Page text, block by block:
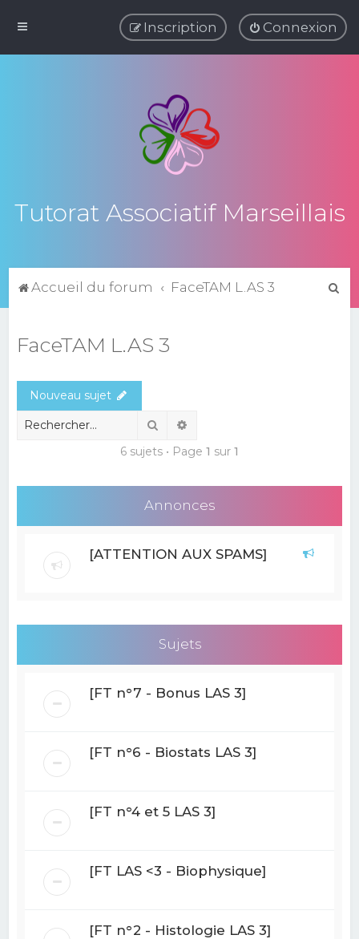
Connexion
Inscription
Tutorat Associatif Marseillais
Accueil du forum FaceTAM L.AS 3
r
FaceTAM L.AS 3
Nouveau sujet
Rechercher
6 sujets • Page 1 sur 1
Annonces
[ATTENTION AUX SPAMS]
Sujets
[FT n°7 - Bonus LAS 3]
[FT n°6 - Biostats LAS 3]
[FT n°4 et 5 LAS 3]
[FT LAS <3 - Biophysique]
[FT n°2 - Histologie LAS 3]